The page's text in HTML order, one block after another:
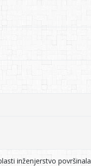
inženjerstvo